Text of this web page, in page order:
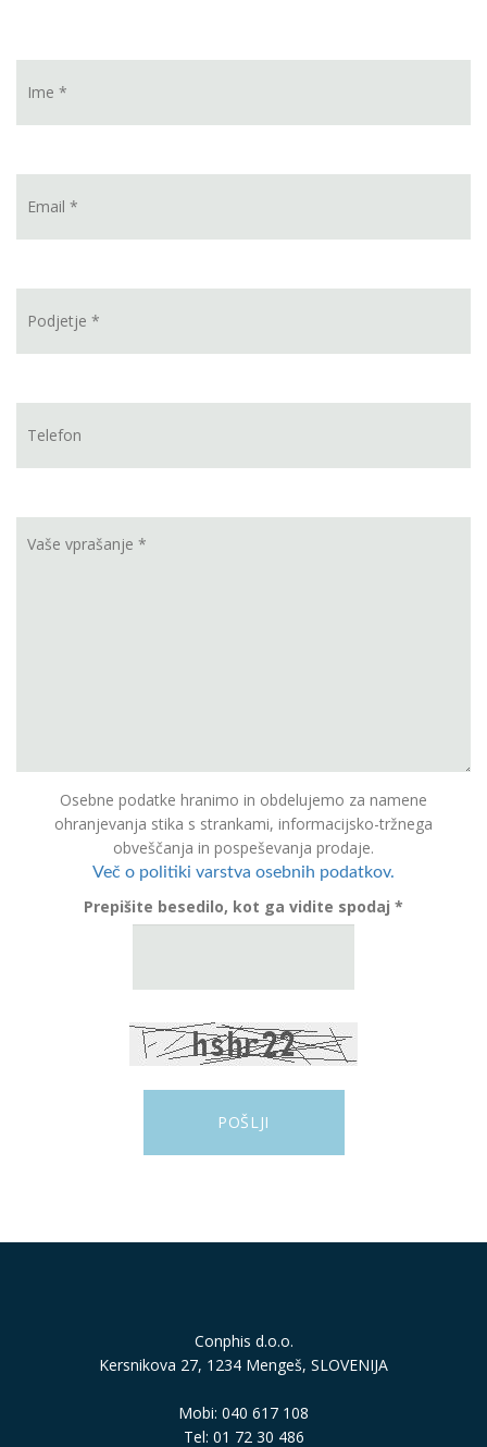
Osebne podatke hranimo in obdelujemo za namene
ohranjevanja stika s strankami, informacijsko-tržnega
obveščanja in pospeševanja prodaje.
Več o politiki varstva osebnih podatkov.
Prepišite besedilo, kot ga vidite spodaj *
Conphis d.o.o.
Kersnikova 27, 1234 Mengeš, SLOVENIJA
Mobi: 040 617 108
Tel: 01 72 30 486